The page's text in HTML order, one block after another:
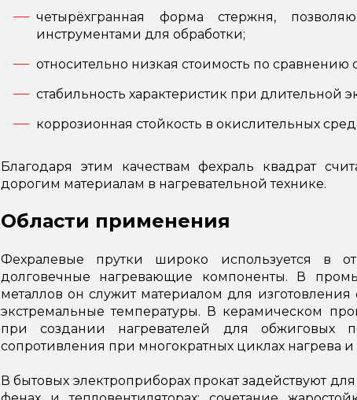
четырёхгранная форма стержня,
инструментами для обработки;
относительно низкая стоимость по сравнению
стабильность характеристик при длительной
коррозионная стойкость в окислительных
Благодаря этим качествам фехраль квадрат
дорогим материалам в нагревательной технике.
Области применения
Фехралевые прутки широко используется в
долговечные нагревающие компоненты. В
металлов он служит материалом для
экстремальные температуры. В керамическом
при создании нагревателей для обжиговых
сопротивления при многократных циклах нагрева
В бытовых электроприборах прокат задействуют